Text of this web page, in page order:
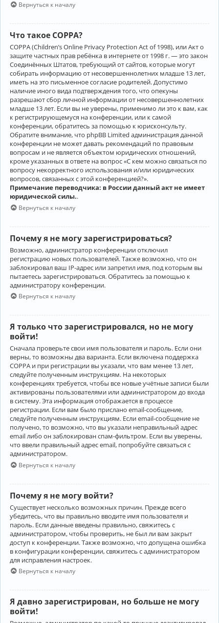
Вернуться к началу
Что такое COPPA?
COPPA (Children’s Online Privacy Protection Act of 1998), или Акт о
защите частных прав ребёнка в интернете от 1998 г. — это закон
Соединённых Штатов, требующий от сайтов, которые могут
собирать информацию от несовершеннолетних младше 13 лет,
иметь на это письменное согласие родителей. Допустимо
наличие иного вида подтверждения того, что опекуны
разрешают сбор личной информации от несовершеннолетних
младше 13 лет. Если вы не уверены, применимо ли это к вам, как
к регистрирующемуся на конференции, или к самой
конференции, обратитесь за помощью к юрисконсульту.
Обратите внимание, что phpBB Limited администрация данной
конференции не может давать рекомендаций по правовым
вопросам и не является объектом юридических отношений,
кроме указанных в ответе на вопрос «С кем можно связаться по
вопросу некорректного использования и/или юридических
вопросов, связанных с этой конференцией?».
Примечание переводчика: в России данный акт не имеет
юридической силы..
Вернуться к началу
Почему я не могу зарегистрироваться?
Возможно, администратор конференции отключил
регистрацию новых пользователей. Также возможно, что он
заблокировал ваш IP-адрес или запретил имя, под которым вы
пытаетесь зарегистрироваться. Обратитесь за помощью к
администратору конференции.
Вернуться к началу
Я только что зарегистрировался, но не могу
войти!
Сначала проверьте свои имя пользователя и пароль. Если они
верны, то возможны два варианта. Если включена поддержка
COPPA и при регистрации вы указали, что вам менее 13 лет,
следуйте полученным инструкциям. На некоторых
конференциях требуется, чтобы все новые учётные записи были
активированы пользователями или администратором до входа
в систему. Эта информация отображается в процессе
регистрации. Если вам было прислано email-сообщение,
следуйте полученным инструкциям. Если email-сообщение не
получено, то возможно, что вы указали неправильный адрес
email либо он заблокирован спам-фильтром. Если вы уверены,
что ввели правильный адрес email, попробуйте связаться с
администратором.
Вернуться к началу
Почему я не могу войти?
Существует несколько возможных причин. Прежде всего
убедитесь, что вы правильно вводите имя пользователя и
пароль. Если данные введены правильно, свяжитесь с
администратором, чтобы проверить, не был ли вам закрыт
доступ к конференции. Также возможно, что допущена ошибка
в конфигурации конференции, свяжитесь с администратором
для исправления настроек.
Вернуться к началу
Я давно зарегистрирован, но больше не могу
войти!